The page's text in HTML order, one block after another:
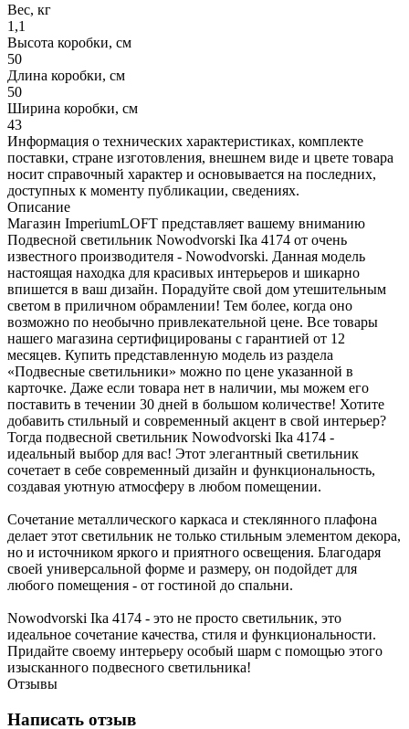
Вес, кг
1,1
Высота коробки, см
50
Длина коробки, см
50
Ширина коробки, см
43
Информация о технических характеристиках, комплекте
поставки, стране изготовления, внешнем виде и цвете товара
носит справочный характер и основывается на последних,
доступных к моменту публикации, сведениях.
Описание
Магазин ImperiumLOFT представляет вашему вниманию
Подвесной светильник Nowodvorski Ika 4174 от очень
известного производителя - Nowodvorski. Данная модель
настоящая находка для красивых интерьеров и шикарно
впишется в ваш дизайн. Порадуйте свой дом утешительным
светом в приличном обрамлении! Тем более, когда оно
возможно по необычно привлекательной цене. Все товары
нашего магазина сертифицированы с гарантией от 12
месяцев. Купить представленную модель из раздела
«Подвесные светильники» можно по цене указанной в
карточке. Даже если товара нет в наличии, мы можем его
поставить в течении 30 дней в большом количестве! Хотите
добавить стильный и современный акцент в свой интерьер?
Тогда подвесной светильник Nowodvorski Ika 4174 -
идеальный выбор для вас! Этот элегантный светильник
сочетает в себе современный дизайн и функциональность,
создавая уютную атмосферу в любом помещении.
Сочетание металлического каркаса и стеклянного плафона
делает этот светильник не только стильным элементом декора,
но и источником яркого и приятного освещения. Благодаря
своей универсальной форме и размеру, он подойдет для
любого помещения - от гостиной до спальни.
Nowodvorski Ika 4174 - это не просто светильник, это
идеальное сочетание качества, стиля и функциональности.
Придайте своему интерьеру особый шарм с помощью этого
изысканного подвесного светильника!
Отзывы
Написать отзыв